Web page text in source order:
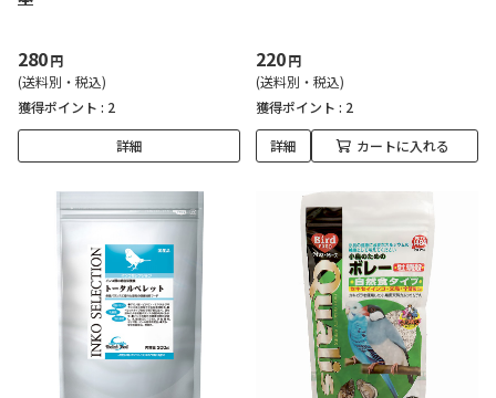
280円
(送料別・税込)
獲得ポイント : 2
詳細
220円
(送料別・税込)
獲得ポイント : 2
詳細 カートに入れる